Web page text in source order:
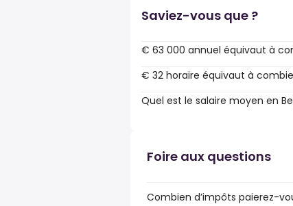
Saviez-vous que ?
€ 63 000 annuel équivaut à
€ 32 horaire équivaut à
Quel est le salaire moyen en
Foire aux questions
Combien d’impôts paierez-